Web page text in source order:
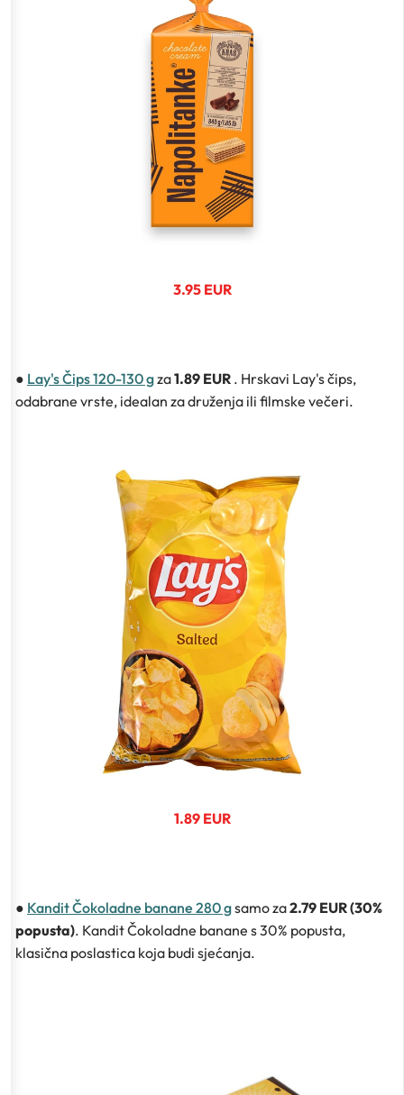
3.95 EUR
● Lay's Čips 120-130 gza1.89 EUR . Hrskavi Lay's čips,
odabrane vrste, idealan za druženja ili filmske večeri.
1.89 EUR
● Kandit Čokoladne banane 280 gsamo za2.79 EUR (30%
popusta). Kandit Čokoladne banane s 30% popusta,
klasična poslastica koja budi sjećanja.